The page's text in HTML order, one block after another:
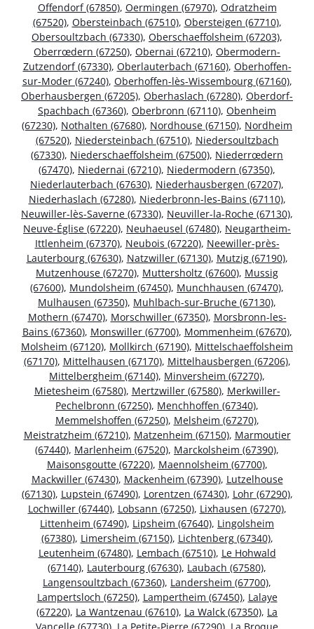
Offendorf (67850), Oermingen (67970), Odratzheim
(67520), Obersteinbach (67510), Obersteigen (67710),
Obersoultzbach (67330), Oberschaeffolsheim (67203),
Oberrœdern (67250), Obernai (67210), Obermodern-
Zutzendorf (67330), Oberlauterbach (67160), Oberhoffen-
sur-Moder (67240), Oberhoffen-lès-Wissembourg (67160),
Oberhausbergen (67205), Oberhaslach (67280), Oberdorf-
Spachbach (67360), Oberbronn (67110), Obenheim
(67230), Nothalten (67680), Nordhouse (67150), Nordheim
(67520), Niedersteinbach (67510), Niedersoultzbach
(67330), Niederschaeffolsheim (67500), Niederrœdern
(67470), Niedernai (67210), Niedermodern (67350),
Niederlauterbach (67630), Niederhausbergen (67207),
Niederhaslach (67280), Niederbronn-les-Bains (67110),
Neuwiller-lès-Saverne (67330), Neuviller-la-Roche (67130),
Neuve-Église (67220), Neuhaeusel (67480), Neugartheim-
Ittlenheim (67370), Neubois (67220), Neewiller-près-
Lauterbourg (67630), Natzwiller (67130), Mutzig (67190),
Mutzenhouse (67270), Muttersholtz (67600), Mussig
(67600), Mundolsheim (67450), Munchhausen (67470),
Mulhausen (67350), Muhlbach-sur-Bruche (67130),
Mothern (67470), Morschwiller (67350), Morsbronn-les-
Bains (67360), Monswiller (67700), Mommenheim (67670),
Molsheim (67120), Mollkirch (67190), Mittelschaeffolsheim
(67170), Mittelhausen (67170), Mittelhausbergen (67206),
Mittelbergheim (67140), Minversheim (67270),
Mietesheim (67580), Mertzwiller (67580), Merkwiller-
Pechelbronn (67250), Menchhoffen (67340),
Memmelshoffen (67250), Melsheim (67270),
Meistratzheim (67210), Matzenheim (67150), Marmoutier
(67440), Marlenheim (67520), Marckolsheim (67390),
Maisonsgoutte (67220), Maennolsheim (67700),
Mackwiller (67430), Mackenheim (67390), Lutzelhouse
(67130), Lupstein (67490), Lorentzen (67430), Lohr (67290),
Lochwiller (67440), Lobsann (67250), Lixhausen (67270),
Littenheim (67490), Lipsheim (67640), Lingolsheim
(67380), Limersheim (67150), Lichtenberg (67340),
Leutenheim (67480), Lembach (67510), Le Hohwald
(67140), Lauterbourg (67630), Laubach (67580),
Langensoultzbach (67360), Landersheim (67700),
Lampertsloch (67250), Lampertheim (67450), Lalaye
(67220), La Wantzenau (67610), La Walck (67350), La